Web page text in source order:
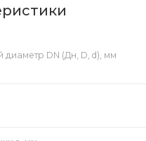
DN (Дн, D, d), мм